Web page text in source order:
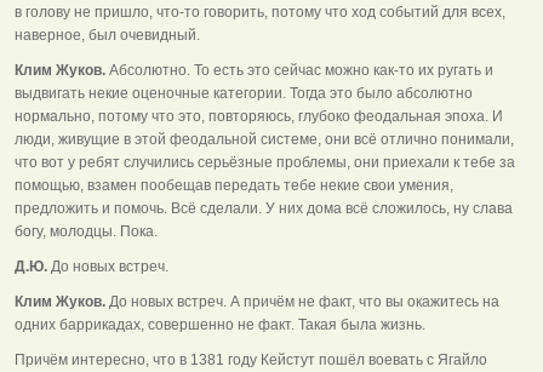
в голову не пришло, что-то говорить, потому что ход событий для всех,
наверное, был очевидный.
Клим Жуков. Абсолютно. То есть это сейчас можно как-то их ругать и
выдвигать некие оценочные категории. Тогда это было абсолютно
нормально, потому что это, повторяюсь, глубоко феодальная эпоха. И
люди, живущие в этой феодальной системе, они всё отлично понимали,
что вот у ребят случились серьёзные проблемы, они приехали к тебе за
помощью, взамен пообещав передать тебе некие свои умения,
предложить и помочь. Всё сделали. У них дома всё сложилось, ну слава
богу, молодцы. Пока.
Д.Ю. До новых встреч.
Клим Жуков. До новых встреч. А причём не факт, что вы окажитесь на
одних баррикадах, совершенно не факт. Такая была жизнь.
Причём интересно, что в 1381 году Кейстут пошёл воевать с Ягайло